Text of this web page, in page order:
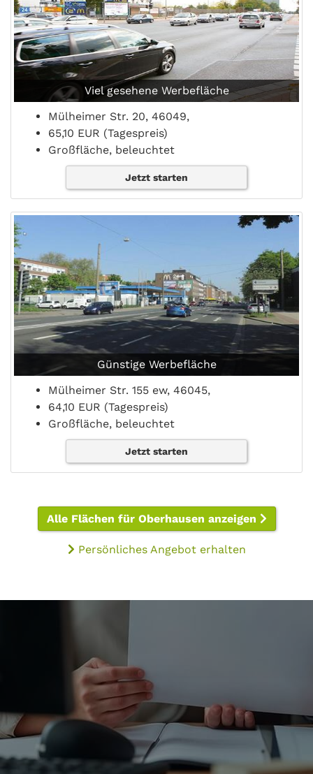
Viel gesehene Werbefläche
Mülheimer Str. 20, 46049,
65,10 EUR (Tagespreis)
Großfläche, beleuchtet
Jetzt starten
Günstige Werbefläche
Mülheimer Str. 155 ew, 46045,
64,10 EUR (Tagespreis)
Großfläche, beleuchtet
Jetzt starten
Alle Flächen für Oberhausen anzeigen
Persönliches Angebot erhalten